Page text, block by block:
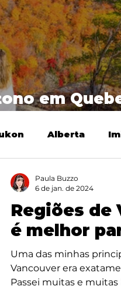
em
Alberta
Regiões de
é melhor
Uma das minhas
Vancouver era
Passei muitas e muitas
Paula Buzzo
6 de jan. de 2024